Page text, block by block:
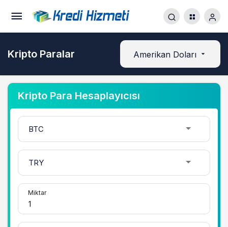
Kripto Paralar Amerikan Doları
Kripto Para Hesaplayıcısı
Miktar